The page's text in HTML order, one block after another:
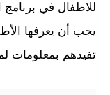
للاطفال في
يجب أن يعرفها
تفيدهم بمعلومات